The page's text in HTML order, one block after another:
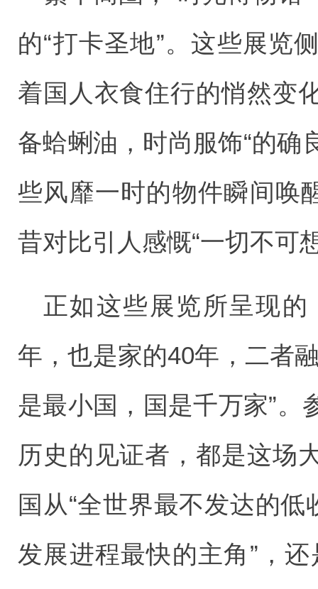
的“打卡圣地”。这些展览
着国人衣食住行的悄然变
备蛤蜊油，时尚服饰“的
些风靡一时的物件瞬间唤
昔对比引人感慨“一切不可
正如这些展览所呈现
年，也是家的40年，二者
是最小国，国是千万家”。
历史的见证者，都是这场
国从“全世界最不发达的低
发展进程最快的主角”，